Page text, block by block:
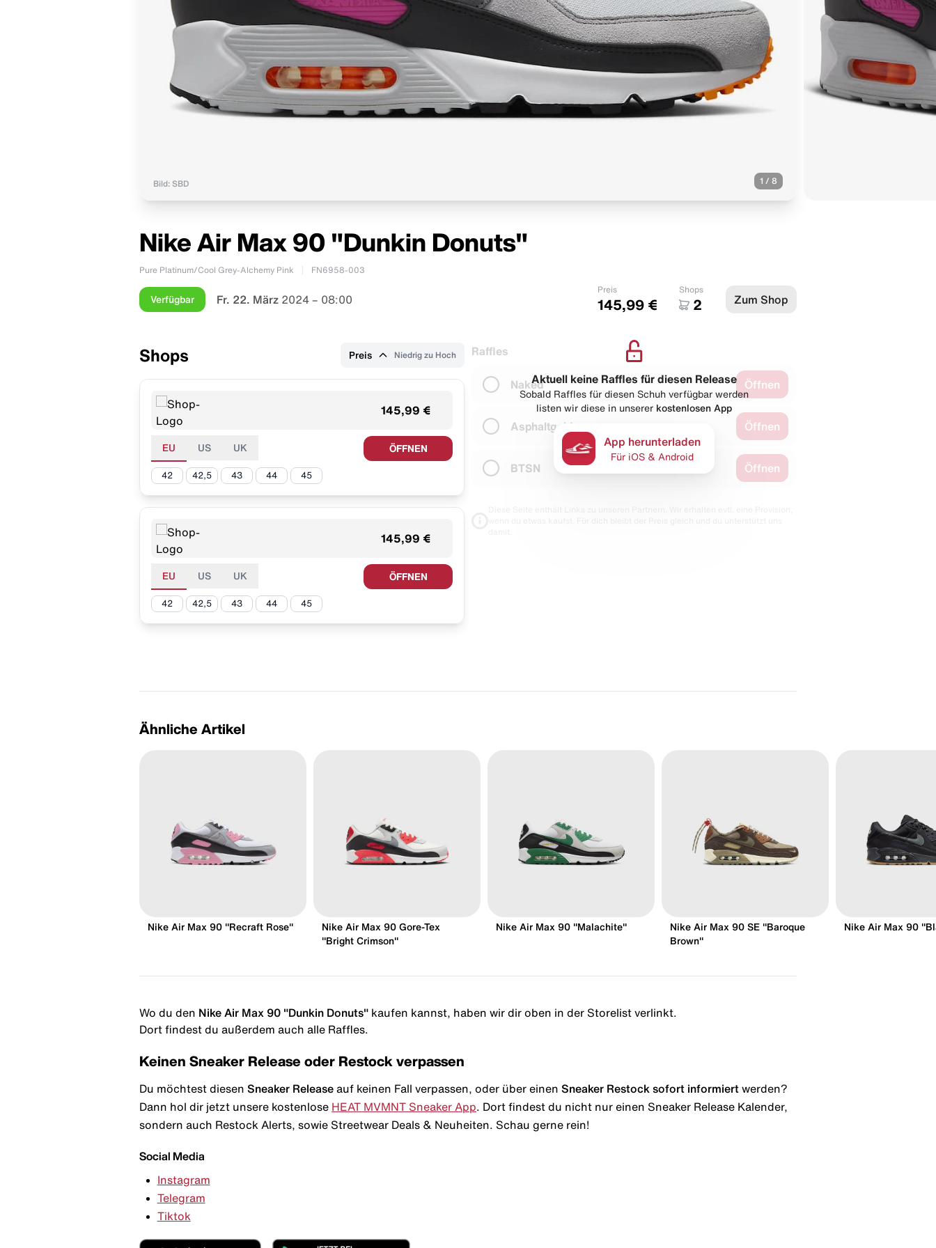
Bild: SBD 1 / 8
Nike Air Max 90 "Dunkin Donuts"
Pure Platinum/Cool Grey-Alchemy Pink FN6958-003
Verfügbar Fr. 22. März 2024 – 08:00
Preis
145,99 €
Shops
2 Zum Shop
Shops Preis Niedrig zu Hoch
145,99 €
EU US UK ÖFFNEN
42 42,5 43 44 45
145,99 €
EU US UK ÖFFNEN
42 42,5 43 44 45
Raffles
Naked Öffnen
Asphaltgold Öffnen
BTSN Öffnen
Aktuell keine Raffles für diesen Release
Sobald Raffles für diesen Schuh verfügbar werden
listen wir diese in unserer kostenlosen App
App herunterladen
Für iOS & Android
Ähnliche Artikel
Nike Air Max 90 "Recraft Rose"
Nike Air Max 90 Gore-Tex
"Bright Crimson"
Nike Air Max 90 "Malachite"
Nike Air Max 90 SE "Baroque
Brown"
Nike Air Max 90
Wo du den Nike Air Max 90 "Dunkin Donuts" kaufen kannst, haben wir dir oben in der Storelist verlinkt.
Dort findest du außerdem auch alle Raffles.
Keinen Sneaker Release oder Restock verpassen
Du möchtest diesen Sneaker Release auf keinen Fall verpassen, oder über einen Sneaker Restock sofort informiert werden?
Dann hol dir jetzt unsere kostenlose HEAT MVMNT Sneaker App . Dort findest du nicht nur einen Sneaker Release Kalender,
sondern auch Restock Alerts, sowie Streetwear Deals & Neuheiten. Schau gerne rein!
Social Media
Instagram
Telegram
Tiktok